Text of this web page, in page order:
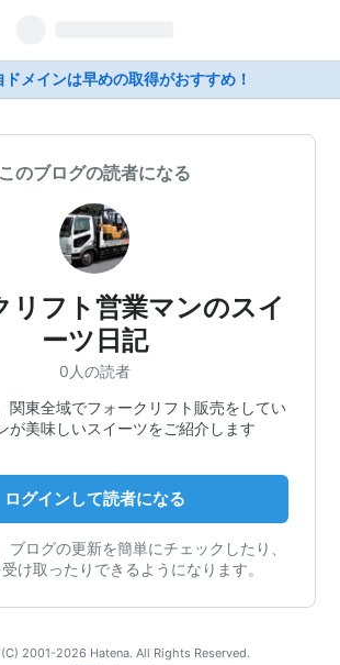
ドメインは早めの取得がおすすめ！
このブログの読者になる
リフト営業マンのスイ
ーツ日記
0人の読者
関東全域でフォークリフト販売をしてい
が美味しいスイーツをご紹介します
ログインして読者になる
ブログの更新を簡単にチェックしたり、
け取ったりできるようになります。
2001-2026 Hatena. All Rights Reserved.